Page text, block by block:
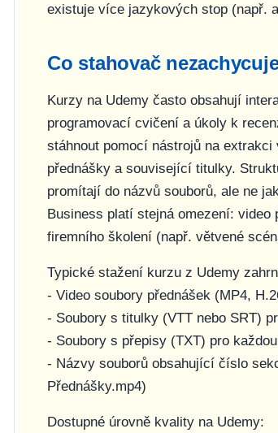
existuje více jazykových stop (např.
Co stahovač
Kurzy na Udemy často obsahují
programovací cvičení a úkoly k
stáhnout pomocí nástrojů na
přednášky a související titulky.
promítají do názvů souborů, ale ne
Business platí stejná omezení:
firemního školení (např. větvené
Typické stažení kurzu z Udemy
- Video soubory přednášek (MP4,
- Soubory s titulky (VTT nebo SRT)
- Soubory s přepisy (TXT) pro
- Názvy souborů obsahující číslo
Přednášky.mp4)
Dostupné úrovně kvality na Udemy: